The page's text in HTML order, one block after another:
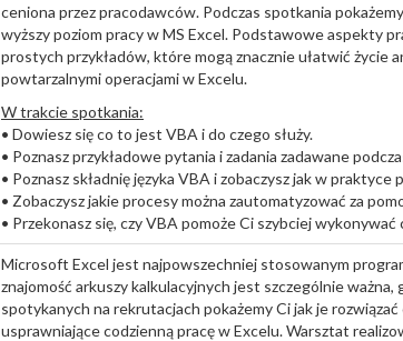
ceniona przez pracodawców. Podczas spotkania
wyższy poziom pracy w MS Excel. Podstawowe aspekty
prostych przykładów, które mogą znacznie ułatwić życie
powtarzalnymi operacjami w Excelu.
W trakcie spotkania:
• Dowiesz się co to jest VBA i do czego służy.
• Poznasz przykładowe pytania i zadania zadawane
• Poznasz składnię języka VBA i zobaczysz jak w praktyce
• Zobaczysz jakie procesy można zautomatyzować za
• Przekonasz się, czy VBA pomoże Ci szybciej
Microsoft Excel jest najpowszechniej stosowanym
znajomość arkuszy kalkulacyjnych jest szczególnie
spotykanych na rekrutacjach pokażemy Ci jak je
usprawniające codzienną pracę w Excelu. Warsztat